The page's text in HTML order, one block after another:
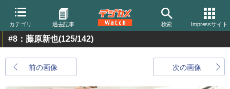
カテゴリ 過去記事 検索 Impressサイト
#8：藤原新也(125/142)
前の画像 次の画像